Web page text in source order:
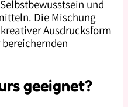
und
Die Mischung
Ausdrucksform
geeignet?